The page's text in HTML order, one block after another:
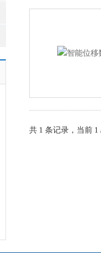
共 1 条记录，当前